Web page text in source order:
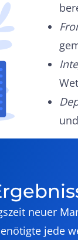
neuer
jede